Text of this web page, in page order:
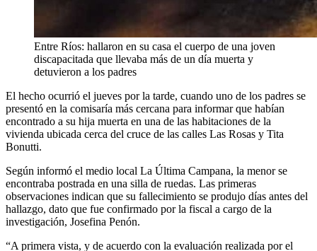
Entre Ríos: hallaron en su casa el cuerpo de una joven
discapacitada que llevaba más de un día muerta y
detuvieron a los padres
El hecho ocurrió el jueves por la tarde, cuando uno de los padres se
presentó en la comisaría más cercana para informar que habían
encontrado a su hija muerta en una de las habitaciones de la
vivienda ubicada cerca del cruce de las calles Las Rosas y Tita
Bonutti.
Según informó el medio local La Última Campana, la menor se
encontraba postrada en una silla de ruedas. Las primeras
observaciones indican que su fallecimiento se produjo días antes del
hallazgo, dato que fue confirmado por la fiscal a cargo de la
investigación, Josefina Penón.
“A primera vista, y de acuerdo con la evaluación realizada por el